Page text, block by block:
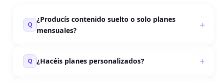
Q
¿Producís contenido suelto o solo planes
mensuales?
Q ¿Hacéis planes personalizados?